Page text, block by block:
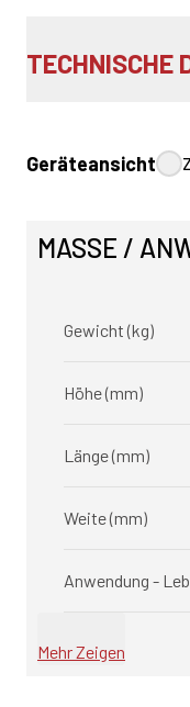
TECHNISCHE
Geräteansicht
MASSE /
Gewicht (kg)
Höhe (mm)
Länge (mm)
Weite (mm)
Anwendung -
Mehr Zeigen